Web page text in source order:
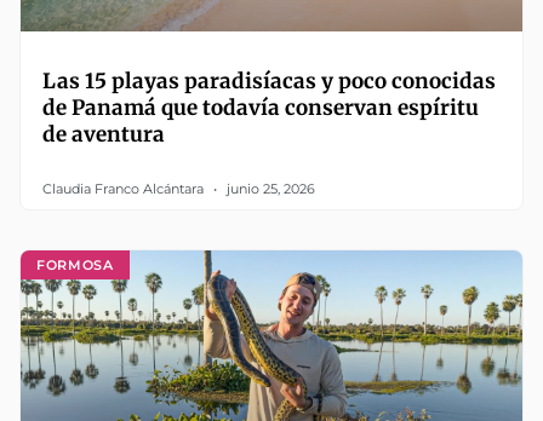
Las 15 playas paradisíacas y poco conocidas
de Panamá que todavía conservan espíritu
de aventura
Claudia Franco Alcántara junio 25, 2026
FORMOSA